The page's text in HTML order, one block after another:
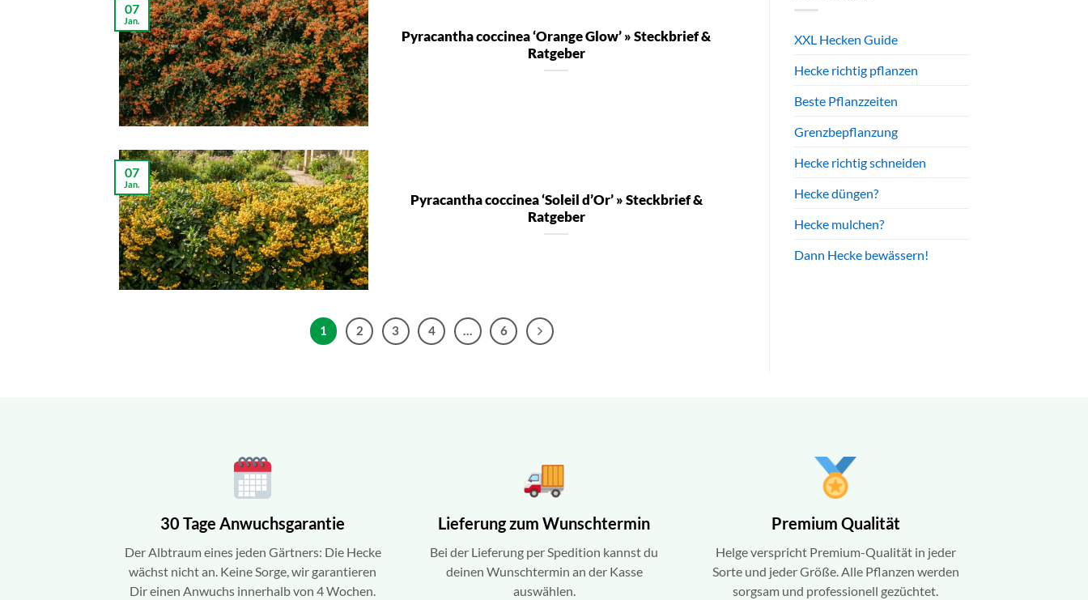
Pyracantha coccinea ‘Orange Glow’ » Steckbrief &
Ratgeber
07
Jan.
Pyracantha coccinea ‘Soleil d’Or’ » Steckbrief &
Ratgeber
07
Jan.
1 2 3 4 … 6
XXL Hecken Guide
Hecke richtig pflanzen
Beste Pflanzzeiten
Grenzbepflanzung
Hecke richtig schneiden
Hecke düngen?
Hecke mulchen?
Dann Hecke bewässern!
30 Tage Anwuchsgarantie
Der Albtraum eines jeden Gärtners: Die Hecke
wächst nicht an. Keine Sorge, wir garantieren
Dir einen Anwuchs innerhalb von 4 Wochen.
Lieferung zum Wunschtermin
Bei der Lieferung per Spedition kannst du
deinen Wunschtermin an der Kasse
auswählen.
Premium Qualität
Helge verspricht Premium-Qualität in jeder
Sorte und jeder Größe. Alle Pflanzen werden
sorgsam und professionell gezüchtet.